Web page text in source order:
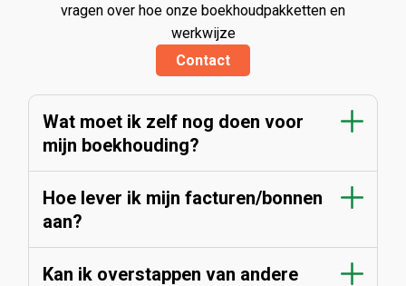
vragen over hoe onze boekhoudpakketten en
werkwijze
Contact
Wat moet ik zelf nog doen voor
mijn boekhouding?
Hoe lever ik mijn facturen/bonnen
aan?
Kan ik overstappen van andere